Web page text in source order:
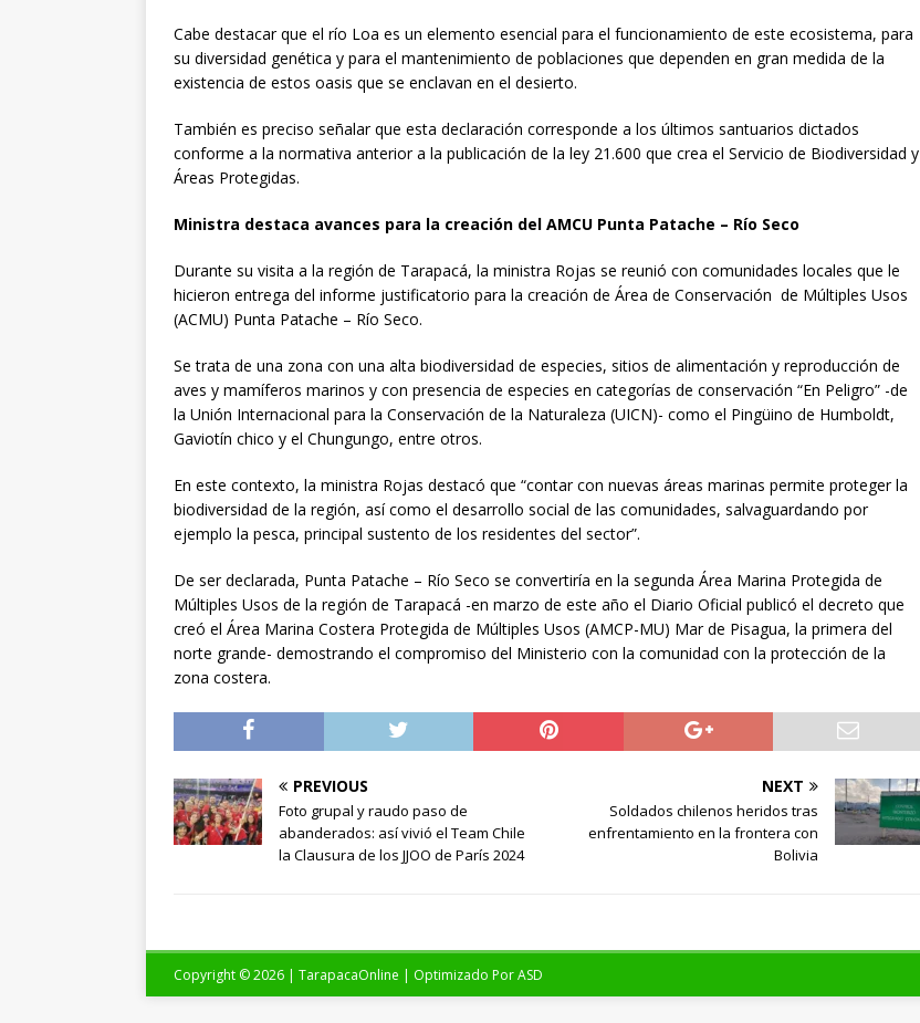
Cabe destacar que el río Loa es un elemento esencial para el funcionamiento de este ecosistema, para
su diversidad genética y para el mantenimiento de poblaciones que dependen en gran medida de la
existencia de estos oasis que se enclavan en el desierto.
También es preciso señalar que esta declaración corresponde a los últimos santuarios dictados
conforme a la normativa anterior a la publicación de la ley 21.600 que crea el Servicio de Biodiversidad y
Áreas Protegidas.
Ministra destaca avances para la creación del AMCU Punta Patache – Río Seco
Durante su visita a la región de Tarapacá, la ministra Rojas se reunió con comunidades locales que le
hicieron entrega del informe justificatorio para la creación de Área de Conservación de Múltiples Usos
(ACMU) Punta Patache – Río Seco.
Se trata de una zona con una alta biodiversidad de especies, sitios de alimentación y reproducción de
aves y mamíferos marinos y con presencia de especies en categorías de conservación “En Peligro” -de
la Unión Internacional para la Conservación de la Naturaleza (UICN)- como el Pingüino de Humboldt,
Gaviotín chico y el Chungungo, entre otros.
En este contexto, la ministra Rojas destacó que “contar con nuevas áreas marinas permite proteger la
biodiversidad de la región, así como el desarrollo social de las comunidades, salvaguardando por
ejemplo la pesca, principal sustento de los residentes del sector”.
De ser declarada, Punta Patache – Río Seco se convertiría en la segunda Área Marina Protegida de
Múltiples Usos de la región de Tarapacá -en marzo de este año el Diario Oficial publicó el decreto que
creó el Área Marina Costera Protegida de Múltiples Usos (AMCP-MU) Mar de Pisagua, la primera del
norte grande- demostrando el compromiso del Ministerio con la comunidad con la protección de la
zona costera.
PREVIOUS
Foto grupal y raudo paso de
abanderados: así vivió el Team Chile
la Clausura de los JJOO de París 2024
NEXT
Soldados chilenos heridos tras
enfrentamiento en la frontera con
Bolivia
Copyright © 2026 | TarapacaOnline | Optimizado PorASD